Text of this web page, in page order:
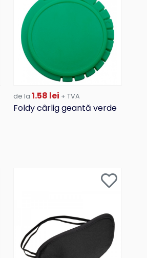
de la 1.58 lei + TVA
Foldy cârlig geantă verde